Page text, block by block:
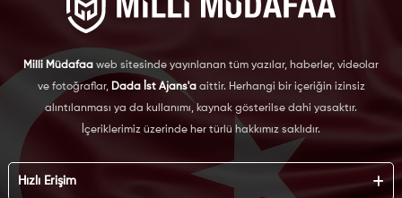
Milli Müdafaa web sitesinde yayınlanan tüm yazılar, haberler, videolar
ve fotoğraflar, Dada İst Ajans'aaittir. Herhangi bir içeriğin izinsiz
alıntılanması ya da kullanımı, kaynak gösterilse dahi yasaktır.
İçeriklerimiz üzerinde her türlü hakkımız saklıdır.
Hızlı Erişim